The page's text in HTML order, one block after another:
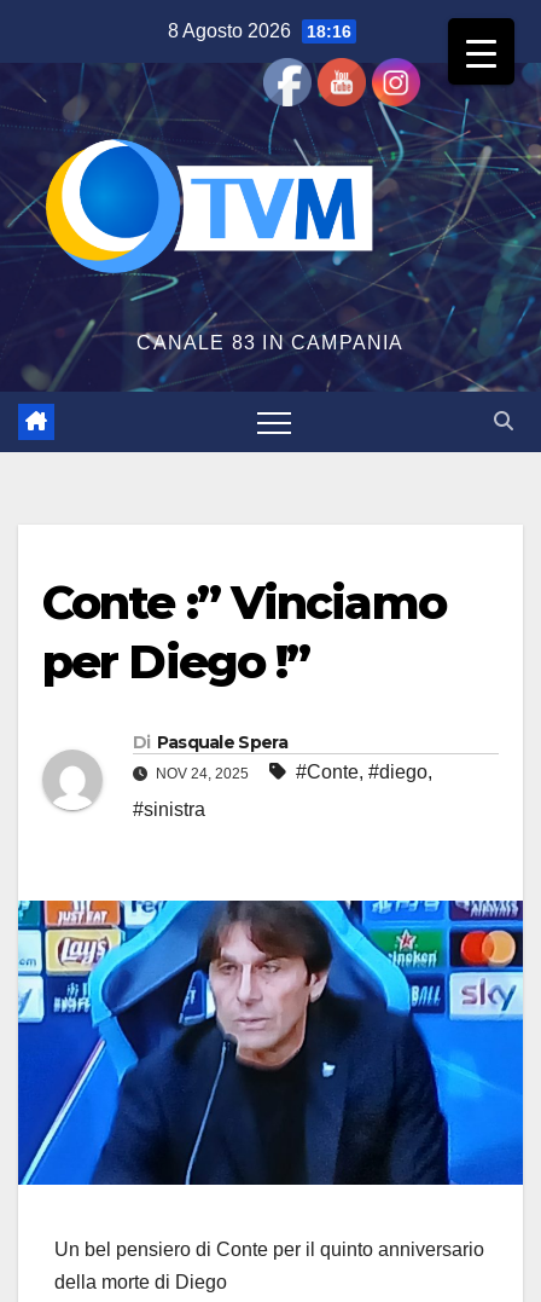
contenuto
8 Agosto 2026 18:16
CANALE 83 IN CAMPANIA
Conte :” Vinciamo
per Diego !”
Di Pasquale Spera
NOV 24, 2025 #Conte, #diego,
#sinistra
Un bel pensiero di Conte per il quinto anniversario
della morte di Diego